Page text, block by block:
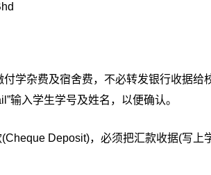
付学杂费及宿舍费，不必转发银行收据给
输入学生学号及姓名，以便确认。
Deposit)，必须把汇款收据(写上